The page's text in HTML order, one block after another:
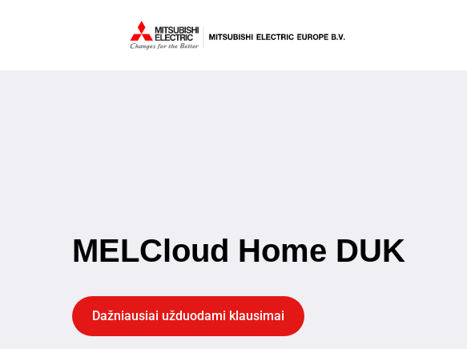
MELCloud Home DUK
Dažniausiai užduodami klausimai